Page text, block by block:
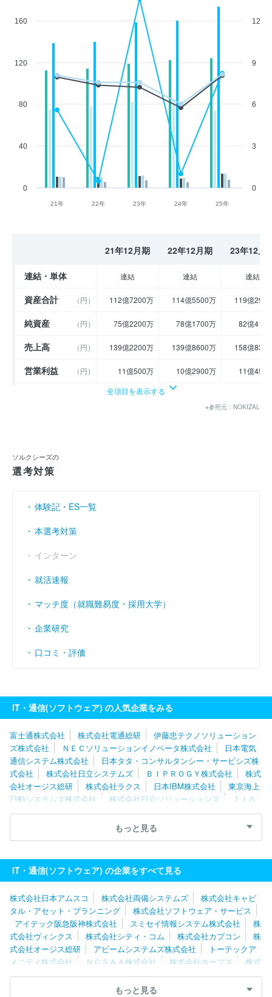
21年 22年 23年 24年 25年
0
40
80
120
160
0
3
6
9
12
21年12月期 22年12月期 23年12月
連結・単体 連結 連結 連結
資産合計 （円） 112億7200万 114億5500万 119億
純資産 （円） 75億2200万 78億1700万 82億
売上高 （円） 139億2200万 139億8600万 158億
営業利益 （円） 11億500万 10億2900万 11億
11億2300万
売上伸び率
営業利益率 （％） 7.94 7.36
経常利益率 （％）
全項目を表示する
※参照元：NOKIZAL
ソルクシーズの
選考対策
体験記・ES一覧
本選考対策
インターン
就活速報
マッチ度（就職難易度・採用大学）
企業研究
口コミ・評価
IT・通信(ソフトウェア) の人気企業をみる
富士通株式会社 株式会社電通総研
伊藤忠テクノソリューション
ズ株式会社
ＮＥＣソリューションイノベータ株式会社
日本電気
通信システム株式会社
日本タタ・コンサルタンシー・サービシズ株
式会社
株式会社日立システムズ ＢＩＰＲＯＧＹ株式会社
株式
会社オージス総研
株式会社ラクス 日本IBM株式会社
東京海上
日動システムズ株式会社
株式会社日立ソリューションズ
ＴＩＳ
株式会社
ＳＣＳＫ株式会社 ネットワンシステムズ株式会社
キ
ヤノンＩＴソリューションズ株式会社
株式会社
株式会社ＪＳＯＬ 株式会社カプコン
株式会社テクノ
スジャパン
エフサステクノロジーズ株式会社
もっと見る
IT・通信(ソフトウェア) の企業をすべて見る
株式会社日本アムスコ 株式会社両備システムズ
株式会社キャピ
タル・アセット・プランニング
株式会社ソフトウェア・サービス
アイテック阪急阪神株式会社
スミセイ情報システム株式会社
株
式会社ヴィンクス
株式会社シティ・コム 株式会社カプコン
株
式会社オージス総研
アビームシステムズ株式会社
トーテックア
メニティ株式会社
ＮＣＳ＆Ａ株式会社 株式会社ホープス
株式
会社日立産業制御ソリューションズ
株式会社エスピック
株式会
株式会社大塚商会
エフサステクノロジーズ株式会社
もっと見る